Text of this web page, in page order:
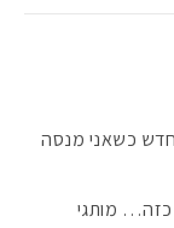
חדש כשאני מנסה
כזה… מותגי